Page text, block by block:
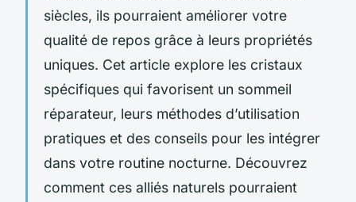
siècles, ils pourraient améliorer votre
qualité de repos grâce à leurs propriétés
uniques. Cet article explore les cristaux
spécifiques qui favorisent un sommeil
réparateur, leurs méthodes d’utilisation
pratiques et des conseils pour les intégrer
dans votre routine nocturne. Découvrez
comment ces alliés naturels pourraient